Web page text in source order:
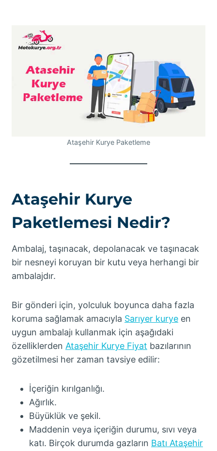
Ataşehir Kurye Paketleme
Ataşehir Kurye
Paketlemesi Nedir?
Ambalaj, taşınacak, depolanacak ve taşınacak
bir nesneyi koruyan bir kutu veya herhangi bir
ambalajdır.
Bir gönderi için, yolculuk boyunca daha fazla
koruma sağlamak amacıyla Sarıyer kurye en
uygun ambalajı kullanmak için aşağıdaki
özelliklerden Ataşehir Kurye Fiyat bazılarının
gözetilmesi her zaman tavsiye edilir:
İçeriğin kırılganlığı.
Ağırlık.
Büyüklük ve şekil.
Maddenin veya içeriğin durumu, sıvı veya
katı. Birçok durumda gazların Batı Ataşehir